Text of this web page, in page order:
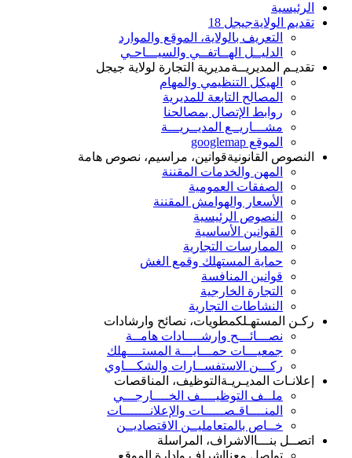
الرئيسية
تقديم الولايةجيجل 18
التعريف بالولاية، الموقع والموارد
الدليــل الهــاتفــي والسيـــاحـي
تقديـم المديريــةمديرية التجارة لولاية جيجل
الهيكل التنظيمي والمهام
المصالح التابعة للمديرية
روابط الإتصال بمصالحنا
مشـــاريــع المديــريـــة
الموقع googlemap
النصوص القانونيةقوانين، مراسيم، نصوص هامة
المهن والخدمات المقننة
الصفقات العمومية
الأسعار والهوامش المقننة
النصوص الرئيسية
القوانين الأساسية
الممارسات التجارية
حماية المستهلك وقمع الغش
قوانين المنافسة
التجارة الخارجية
النشاطات التجارية
ركـن المستهـلكمطويات، نصائح وارشادات
نصـــائـــح وإرشــــادات هامــة
جمعيـــات حمـــايـــة المستــــهلك
ركـــن الاستفســارات والشكـــاوي
إعلانـات المديـريـة التوظيف، المناقصات
ملــف التوظيــــف الخــــارجـــي
المنــــاقـصـــــات والإعلانـــــــات
خــاص بالمتعامليــن الاقتصاديــن
اتصــل بنـــا الاشراف، المراسلة
تواصل معنا
اشراف وإدارة الموقع